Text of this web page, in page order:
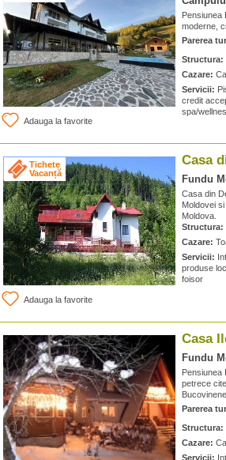
Adauga la favorite
Pensiunea
moderne,
Parerea
Structura:
Cazare:
Servicii:
credit
spa/
Tichete
Vacanță
Adauga la favorite
Casa
Fundu
Casa din
Moldovei
Moldova.
Structura:
Cazare:
Servicii:
produse
foisor
Casa
Fundu
Pensiunea
petrece
Bucovinene.
Parerea
Structura:
Cazare:
Servicii: